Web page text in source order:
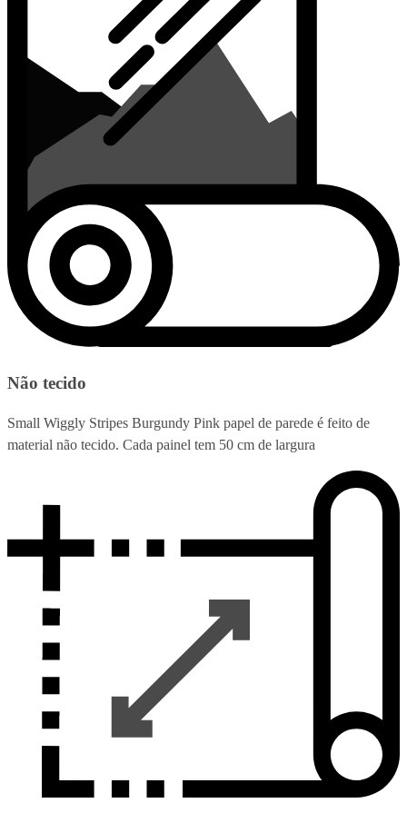
Não tecido
Small Wiggly Stripes Burgundy Pink papel de parede é feito de
material não tecido. Cada painel tem 50 cm de largura